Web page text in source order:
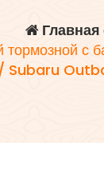
с
Subaru